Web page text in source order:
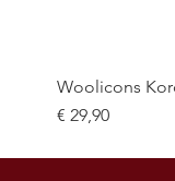
Woolicons
Preis
€ 29,90